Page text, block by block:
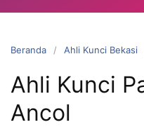
Beranda Ahli Kunci Bekasi
Ahli Kunci
Ancol